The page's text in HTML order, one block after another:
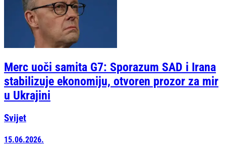
Merc uoči samita G7: Sporazum SAD i Irana
stabilizuje ekonomiju, otvoren prozor za mir
u Ukrajini
Svijet
15.06.2026.